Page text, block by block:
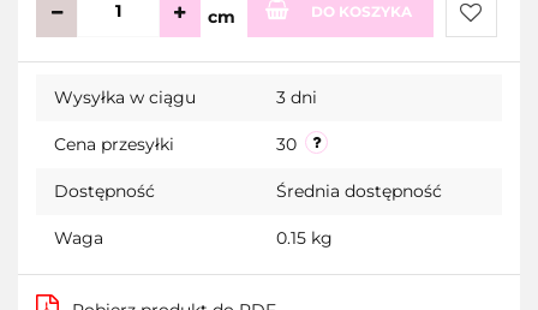
cm DO KOSZYKA
Do
Wysyłka w ciągu 3 dni
Cena przesyłki 30
Dostępność Średnia dostępność
Waga 0.15 kg